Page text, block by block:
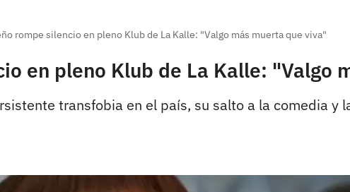
rompe silencio en pleno Klub de La Kalle: "Valgo más muerta que viva"
en pleno Klub de La Kalle: "Valgo
transfobia en el país, su salto a la comedia y